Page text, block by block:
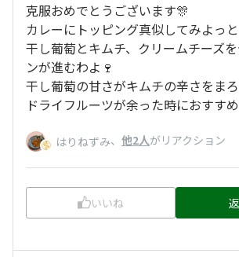
克服おめでとうございます🎊
カレーにトッピング真似してみよっと
干し葡萄とキムチ、クリームチーズ
ンが進むわよ🍷
干し葡萄の甘さがキムチの辛さをまろ
ドライフルーツが余った時におすす
はりねずみ、 他2人がリアクション
いいね